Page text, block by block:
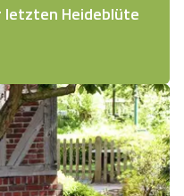
letzten Heideblüte